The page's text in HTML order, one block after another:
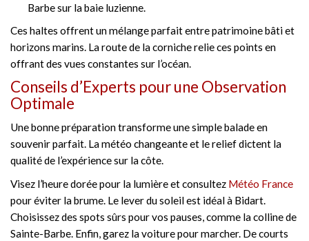
Barbe sur la baie luzienne.
Ces haltes offrent un mélange parfait entre patrimoine bâti et
horizons marins. La route de la corniche relie ces points en
offrant des vues constantes sur l’océan.
Conseils d’Experts pour une Observation
Optimale
Une bonne préparation transforme une simple balade en
souvenir parfait. La météo changeante et le relief dictent la
qualité de l’expérience sur la côte.
Visez l’heure dorée pour la lumière et consultez Météo France
pour éviter la brume. Le lever du soleil est idéal à Bidart.
Choisissez des spots sûrs pour vos pauses, comme la colline de
Sainte-Barbe. Enfin, garez la voiture pour marcher. De courts